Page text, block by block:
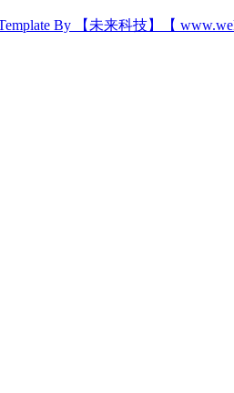
By 【未来科技】【